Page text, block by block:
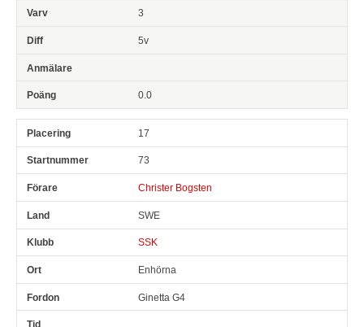
3
5v
0.0
17
73
Christer Bogsten
SWE
SSK
Enhörna
Ginetta G4